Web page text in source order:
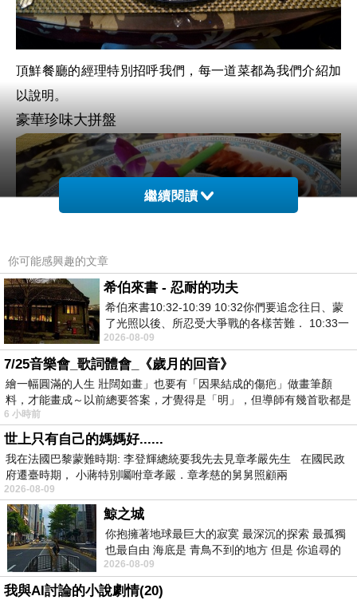
頂鮮餐廳的經理特別招呼我們，每一道菜都為我們介紹加
以說明。
豪華珍味大拼盤
首先上桌的豪華珍味大拼盤，計有鴨舌、醉雞、滷牛肉、
烏魚子、港式臘腸肝腸。
最特別的是，搭配烏魚子的是新鮮蘋果片，而不是一般傳
統所配的生白蘿蔔，烏魚子與蘋果片一起咬下，口感挺特
殊的。
繼續閱讀
你可能感興趣的文章
希伯來書 - 忍耐的功夫
希伯來書10:32-10:39 10:32你們要追念往日、蒙
了光照以後、所忍受大爭戰的各樣苦難． 10:33一
面被毀謗、遭患難、成了戲景、叫眾人
2026-08-09
7/25音樂會_歌詞體會_《歲月的回音》
繪一幅圓滿的人生 壯闊如畫」也要有「因果結成的傷疤」做畫筆顏
料，才能畫成～以前總要答案，才覺得是「明」，但導師有幾首歌都是
在教
6 小時前
世上只有自己的媽媽好......
我在法國巴黎蒙難時期: 李登輝總統要我先去見章孝嚴先生 在國民政
府遷臺時期， 小蔣特別囑咐章孝嚴．章孝慈的舅舅照顧兩
2026-08-09
鯨之城
你抱擁著地球最巨大的寂寞 最深沉的探索 最孤獨
也最自由 海底是 青鳥不到的地方 但是 你追尋的
幸福 可以比珍珠更
2026-08-09
我與AI討論的小說劇情(20)